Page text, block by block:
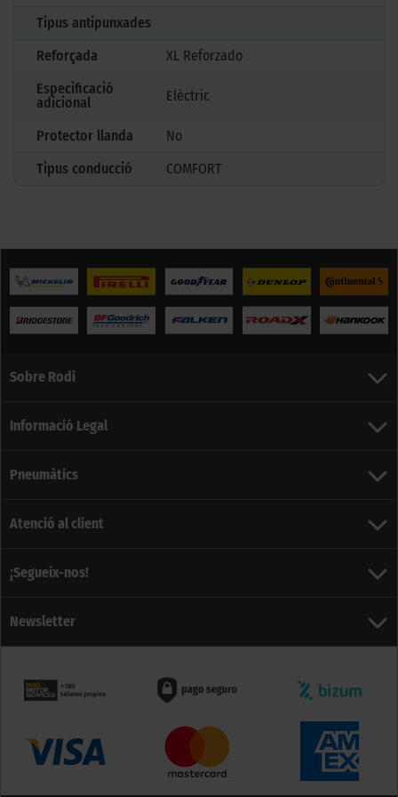
Tipus antipunxades
Reforçada
XL Reforzado
Especificació
adicional
Elèctric
Protector llanda
No
Tipus conducció
COMFORT
Sobre Rodi
Informació Legal
Pneumàtics
Atenció al client
¡Segueix-nos!
Newsletter